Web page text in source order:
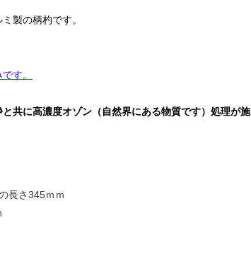
製の柄杓です。
す。
と共に高濃度オゾン（自然界にある物質です）処理が施
長さ345ｍｍ